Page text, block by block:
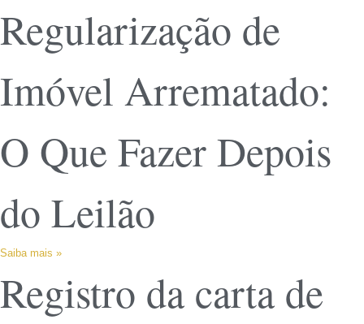
Regularização de
Imóvel Arrematado:
O Que Fazer Depois
do Leilão
Saiba mais »
Registro da carta de